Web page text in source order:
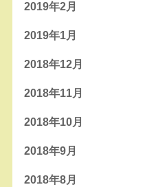
2019年2月
2019年1月
2018年12月
2018年11月
2018年10月
2018年9月
2018年8月